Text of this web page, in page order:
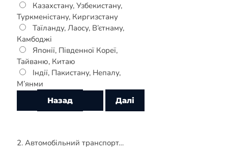
Казахстану, Узбекистану,
Туркменістану, Киргизстану
Таїланду, Лаосу, В’єтнаму,
Камбоджі
Японії, Південної Кореї,
Тайваню, Китаю
Індії, Пакистану, Непалу,
М’янми
2. Автомобільний транспорт…